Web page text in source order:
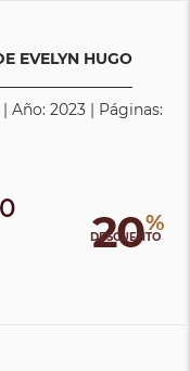
EVELYN HUGO
Año: 2023 | Páginas:
20%
DESCUENTO